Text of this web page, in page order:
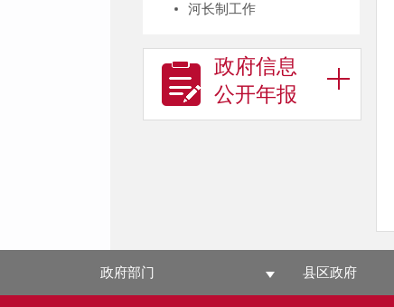
河长制工作
政府信息
公开年报
政府部门 县区政府